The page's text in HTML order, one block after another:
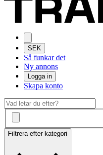
SEK
Så funkar det
Ny annons
Logga in
Skapa konto
Filtrera efter kategori